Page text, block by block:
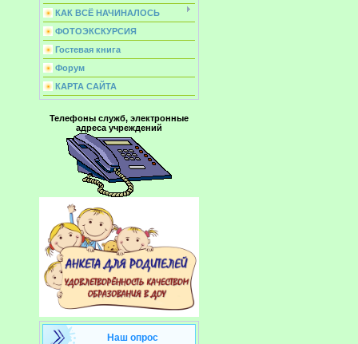
КАК ВСЁ НАЧИНАЛОСЬ
ФОТОЭКСКУРСИЯ
Гостевая книга
Форум
КАРТА САЙТА
Телефоны служб, электронные
адреса учреждений
Наш опрос